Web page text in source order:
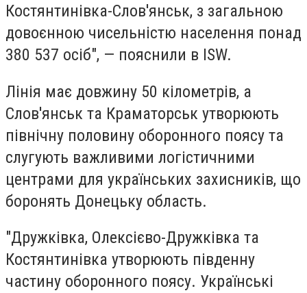
Костянтинівка-Слов'янськ, з загальною
довоєнною чисельністю населення понад
380 537 осіб", — пояснили в ISW.
Лінія має довжину 50 кілометрів, а
Слов'янськ та Краматорськ утворюють
північну половину оборонного поясу та
слугують важливими логістичними
центрами для українських захисників, що
боронять Донецьку область.
"Дружківка, Олексієво-Дружківка та
Костянтинівка утворюють південну
частину оборонного поясу. Українські